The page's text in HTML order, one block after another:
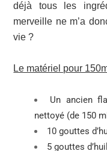
déjà tous les
merveille ne m’a
vie ?
Le matériel pour
Un ancien
nettoyé (de 150
10 gouttes
5 gouttes